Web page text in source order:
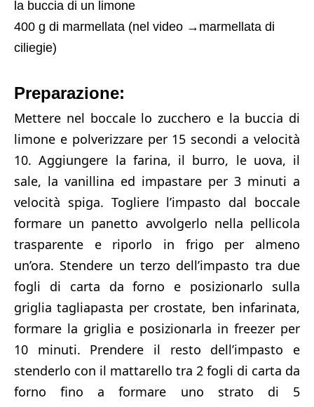
la buccia di un limone
400 g di marmellata (nel video → marmellata di
ciliegie)
Preparazione:
Mettere nel boccale lo zucchero e la buccia di
limone e polverizzare per 15 secondi a velocità
10.Aggiungere la farina, il burro, le uova, il
sale, la vanillina ed impastare per 3 minuti a
velocità spiga. Togliere l’impasto dal boccale
formare un panetto avvolgerlo nella pellicola
trasparente e riporlo in frigo per almeno
un’ora. Stendere un terzo dell’impasto tra due
fogli di carta da forno e posizionarlo sulla
griglia tagliapasta per crostate, ben infarinata,
formare la griglia e posizionarla in freezer per
10 minuti. Prendere il resto dell’impasto e
stenderlo con il mattarello tra 2 fogli di carta da
forno fino a formare uno strato di 5